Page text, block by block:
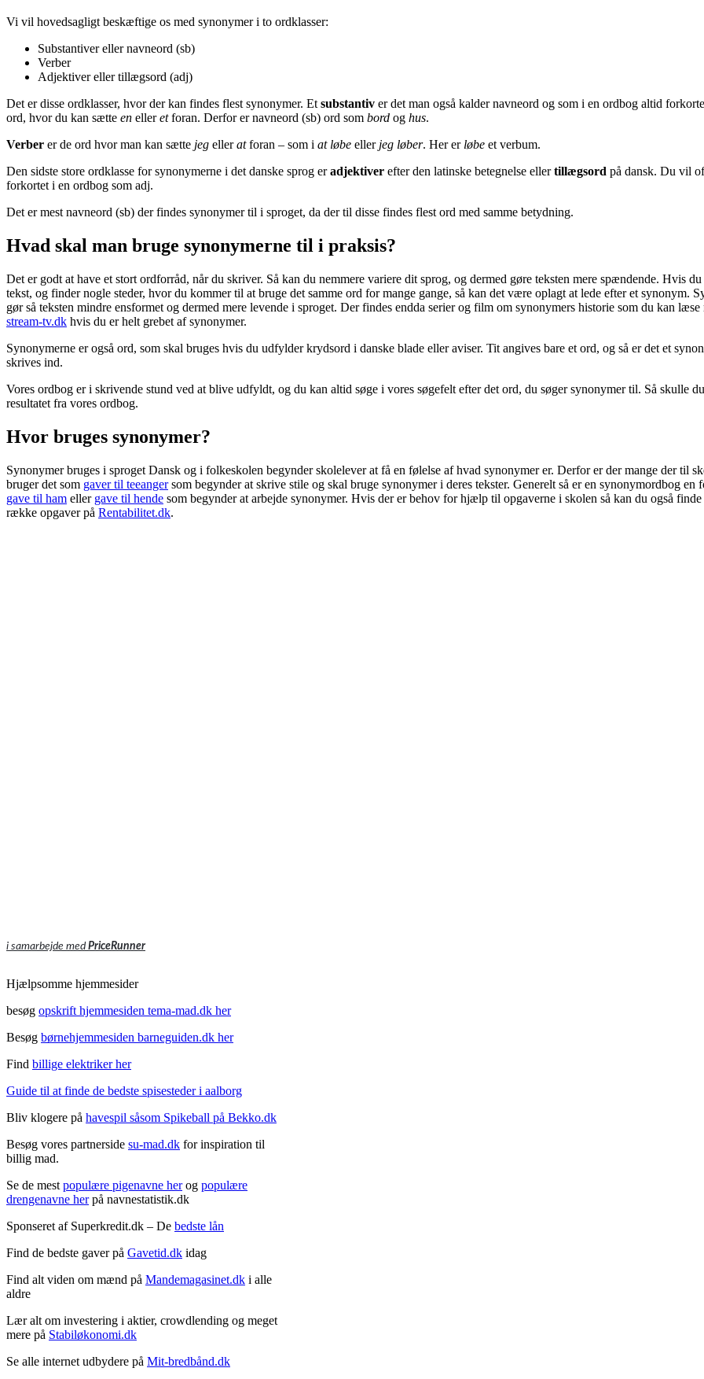
Vi vil hovedsagligt beskæftige os med synonymer i to ordklasser:
Substantiver eller navneord (sb)
Verber
Adjektiver eller tillægsord (adj)
Det er disse ordklasser, hvor der kan findes flest synonymer. Et substantiv er det man også kalder navneord og som i en ordbog altid
ord, hvor du kan sætte en elleretforan. Derfor er navneord (sb) ord som bord og hus.
Verber er de ord hvor man kan sætte jeg elleratforan – som i at løbe eller jeg løber. Her er løbe et verbum.
Den sidste store ordklasse for synonymerne i det danske sprog eradjektiver efter den latinske betegnelse ellertillægsord på dansk. Du vil
forkortet i en ordbog som adj.
Det er mest navneord (sb) der findes synonymer til i sproget, da der til disse findes flest ord med samme betydning.
Hvad skal man bruge synonymerne til i praksis?
Det er godt at have et stort ordforråd, når du skriver. Så kan du nemmere variere dit sprog, og dermed gøre teksten mere spændende. Hvis
tekst, og finder nogle steder, hvor du kommer til at bruge det samme ord for mange gange, så kan det være oplagt at lede efter et synonym.
gør så teksten mindre ensformet og dermed mere levende i sproget. Der findes endda serier og film om synonymers historie som du kan læse
stream-tv.dk hvis du er helt grebet af synonymer.
Synonymerne er også ord, som skal bruges hvis du udfylder krydsord i danske blade eller aviser. Tit angives bare et ord, og så er det et
skrives ind.
Vores ordbog er i skrivende stund ved at blive udfyldt, og du kan altid søge i vores søgefelt efter det ord, du søger synonymer til. Så skulle
resultatet fra vores ordbog.
Hvor bruges synonymer?
Synonymer bruges i sproget Dansk og i folkeskolen begynder skolelever at få en følelse af hvad synonymer er. Derfor er der mange der til
bruger det som gaver til teeangersom begynder at skrive stile og skal bruge synonymer i deres tekster. Generelt så er en synonymordbog en
gave til ham eller gave til hende som begynder at arbejde synonymer. Hvis der er behov for hjælp til opgaverne i skolen så kan du også finde
række opgaver på Rentabilitet.dk.
i samarbejde medPriceRunner
Hjælpsomme hjemmesider
besøg opskrift hjemmesiden tema-mad.dk her
Besøg børnehjemmesiden barneguiden.dk her
Find billige elektriker her
Guide til at finde de bedste spisesteder i aalborg
Bliv klogere på havespil såsom Spikeball på Bekko.dk
Besøg vores partnerside su-mad.dk for inspiration til
billig mad.
Se de mest populære pigenavne herog populære
drengenavne herpå navnestatistik.dk
Sponseret af Superkredit.dk – De bedste lån
Find de bedste gaver på Gavetid.dk idag
Find alt viden om mænd på Mandemagasinet.dk i alle
aldre
Lær alt om investering i aktier, crowdlending og meget
mere på Stabiløkonomi.dk
Se alle internet udbydere på Mit-bredbånd.dk